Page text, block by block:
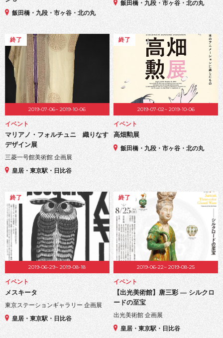
飯田橋・九段・市ヶ谷・北の丸
飯田橋・九段・市ヶ谷・北の丸
終了
2019-07-06~ 2019-10-06
イベント
マリアノ・フォルチュニ 織りなす
デザイン展
三菱一号館美術館 企画展
皇居・東京駅・日比谷
終了
2019-07-02~ 2019-10-06
イベント
高畑勲展
飯田橋・九段・市ヶ谷・北の丸
終了
2019-06-29~ 2019-08-18
イベント
メスキータ
東京ステーションギャラリー 企画展
皇居・東京駅・日比谷
終了
2019-06-22~ 2019-08-25
イベント
【出光美術館】唐三彩 ― シルクロ
ードの至宝
出光美術館 企画展
皇居・東京駅・日比谷